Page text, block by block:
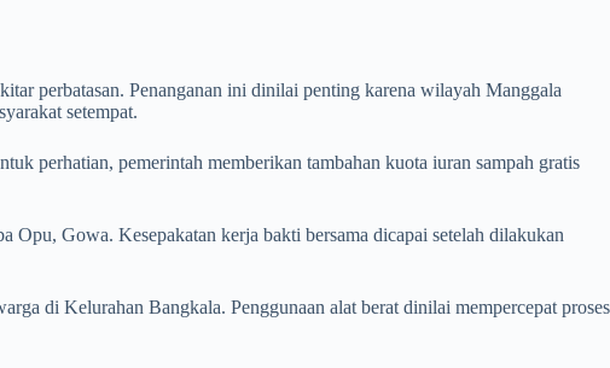
perbatasan. Penanganan ini dinilai penting karena wilayah Manggala
setempat.
perhatian, pemerintah memberikan tambahan kuota iuran sampah gratis
Gowa. Kesepakatan kerja bakti bersama dicapai setelah dilakukan
di Kelurahan Bangkala. Penggunaan alat berat dinilai mempercepat proses